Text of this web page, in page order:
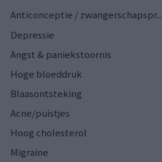
Anticonceptie / zwangerschapspr...
Depressie
Angst & paniekstoornis
Hoge bloeddruk
Blaasontsteking
Acne/puistjes
Hoog cholesterol
Migraine